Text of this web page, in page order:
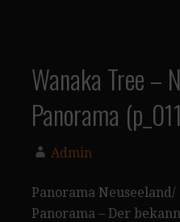
Wanaka Tree –
Panorama
Admin
Panorama
Panorama – Der